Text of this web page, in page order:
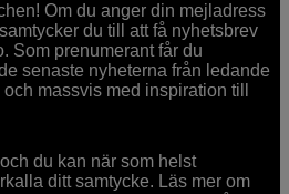
Om du anger din mejladress
du till att få nyhetsbrev
Som prenumerant får du
senaste nyheterna från ledande
massvis med inspiration till
du kan när som helst
ditt samtycke. Läs mer om